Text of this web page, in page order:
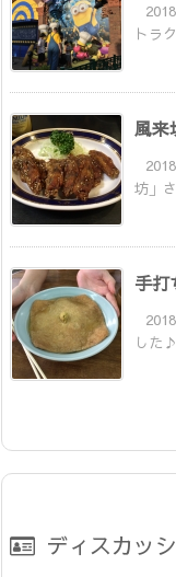
トラ
風来
坊」
手
した
ディスカッ